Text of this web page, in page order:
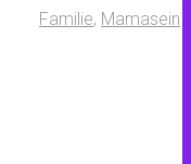
Familie, Mamasein